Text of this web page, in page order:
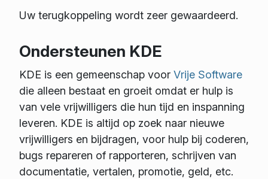
Uw terugkoppeling wordt zeer gewaardeerd.
Ondersteunen KDE
KDE is een gemeenschap voor Vrije Software
die alleen bestaat en groeit omdat er hulp is
van vele vrijwilligers die hun tijd en inspanning
leveren. KDE is altijd op zoek naar nieuwe
vrijwilligers en bijdragen, voor hulp bij coderen,
bugs repareren of rapporteren, schrijven van
documentatie, vertalen, promotie, geld, etc.